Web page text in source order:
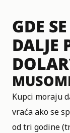
GDE
DALJE
Kupci moraju
vraća ako se
od tri godine